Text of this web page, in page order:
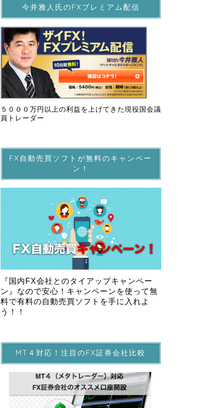
今井雅人氏のFXプレミアム配信
５０００万円以上の利益を上げてきた現役国会議
員トレーダー
FX自動売買ソフトが無料のキャンペー
ン！
『国内FX会社とのタイアップキャンペー
ン』なので安心！キャンペーンを使って無
料で有料の自動売買ソフトを手に入れよ
う！！
MT４対応！注目のFX証券会社比較